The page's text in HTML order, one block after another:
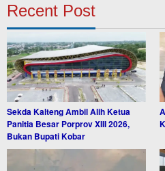
Recent Post
Sekda Kalteng Ambil Alih Ketua
Panitia Besar Porprov XIII 2026,
Bukan Bupati Kobar